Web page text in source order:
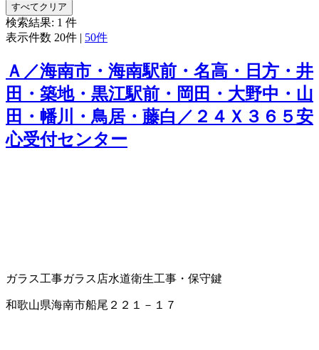
すべてクリア
検索結果: 1 件
表示件数 20件 | 50件
Ａ／海南市・海南駅前・名高・日方・井
田・築地・黒江駅前・岡田・大野中・山
田・幡川・鳥居・藤白／２４Ｘ３６５安
心受付センター
ガラス工事ガラス店水道衛生工事・保守鍵
和歌山県海南市船尾２２１－１７